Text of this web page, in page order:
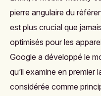
pierre angulaire du
est plus crucial que
optimisés pour les
Google a développé le
qu’il examine en premier
considérée comme